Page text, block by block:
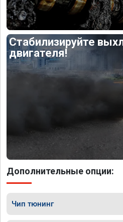
Стабилизируйте
двигателя!
Дополнительные опции:
Чип тюнинг